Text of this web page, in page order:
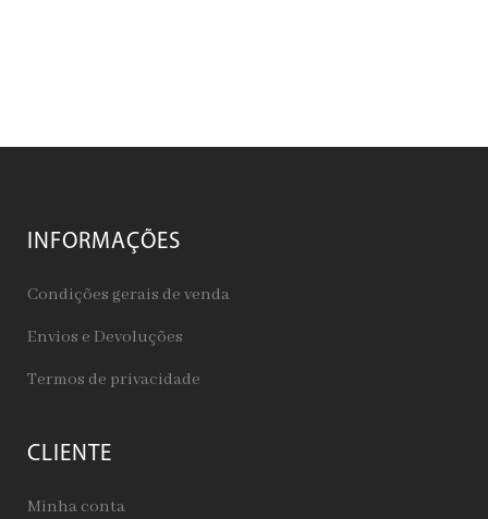
INFORMAÇÕES
Condições gerais de venda
Envios e Devoluções
Termos de privacidade
CLIENTE
Minha conta